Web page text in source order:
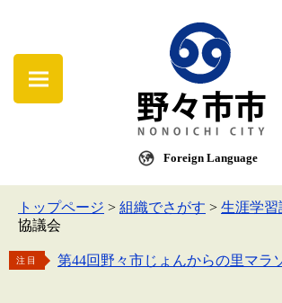
Foreign Language
トップページ > 組織でさがす > 生涯学習
協議会
注目
第44回野々市じょんからの里マラ